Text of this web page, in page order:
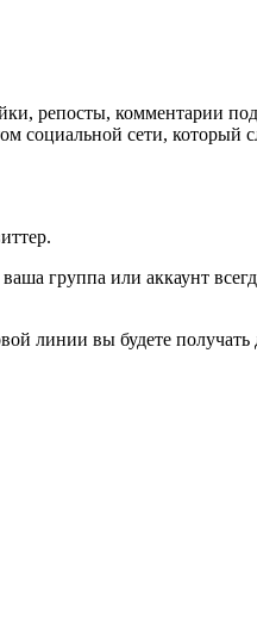
репосты, комментарии
социальной сети, который
группа или аккаунт
линии вы будете